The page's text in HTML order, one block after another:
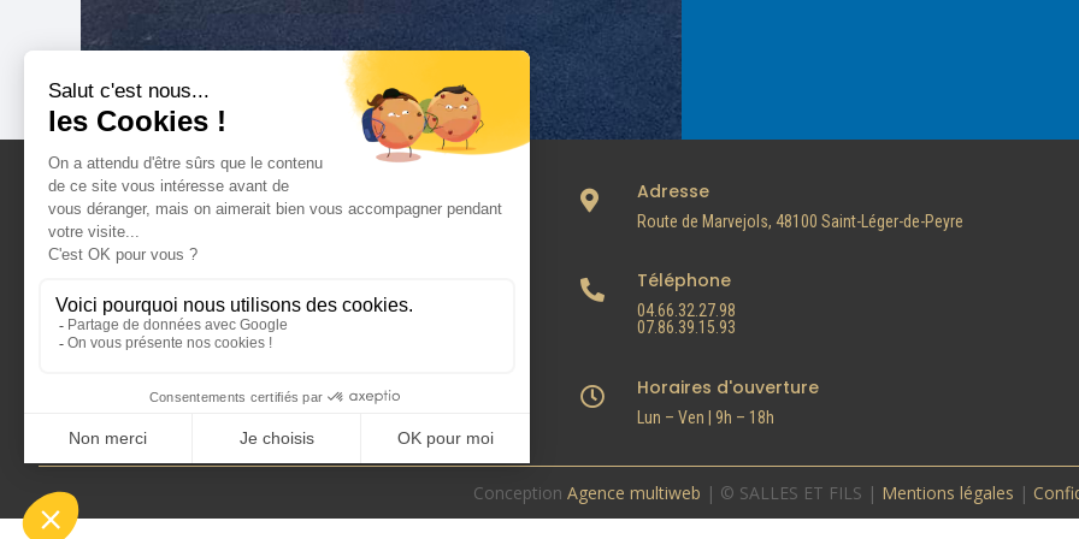
RECRUTEMENT
 Adresse
Route de Marvejols, 48100 Saint-Léger-de-Peyre
 Téléphone
04.66.32.27.98
07.86.39.15.93
 Horaires d'ouverture
Lun – Ven | 9h – 18h
Conception Agence multiweb | © SALLES ET FILS | Mentions légales |